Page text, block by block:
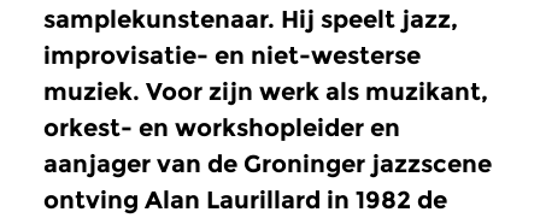
samplekunstenaar. Hij speelt jazz,
improvisatie- en niet-westerse
muziek. Voor zijn werk als muzikant,
orkest- en workshopleider en
aanjager van de Groninger jazzscene
ontving Alan Laurillard in 1982 de